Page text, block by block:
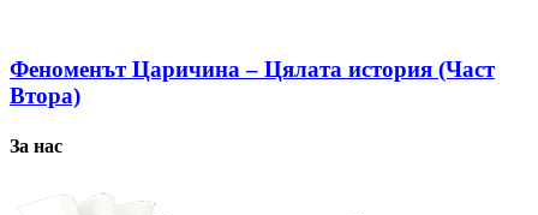
Феноменът Царичина – Цялата история (Част
Втора)
За нас